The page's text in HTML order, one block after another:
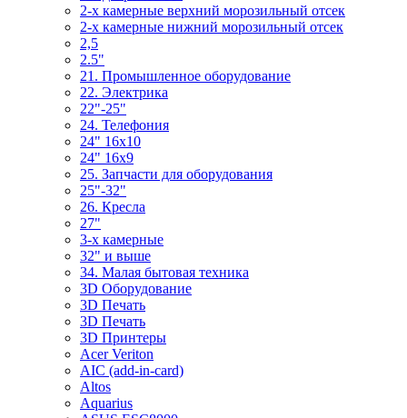
2-х камерные верхний морозильный отсек
2-х камерные нижний морозильный отсек
2,5
2.5"
21. Промышленное оборудование
22. Электрика
22"-25"
24. Телефония
24" 16x10
24" 16x9
25. Запчасти для оборудования
25"-32"
26. Кресла
27"
3-x камерные
32" и выше
34. Малая бытовая техника
3D Оборудование
3D Печать
3D Печать
3D Принтеры
Acer Veriton
AIC (add-in-card)
Altos
Aquarius